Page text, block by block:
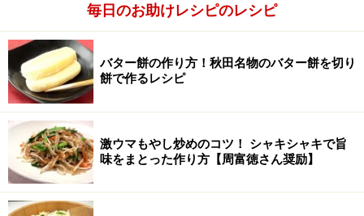
中華鍋に、水、しょうゆ、酒、砂糖、コショウ、オール
スパイス、ガーリックパウダー、叩きつぶした生姜を入
れて火にかけ、煮立ったらレバーを入れる。
中華鍋がない場合は、煮汁に高さが出るよう、小さめの
鍋を使う。
毎日のお助けレシピのレシピ
バター餅の作り方！秋田名物のバター餅を切り
餅で作るレシピ
激ウマもやし炒めのコツ！ シャキシャキで旨
味をまとった作り方【周富徳さん奨励】